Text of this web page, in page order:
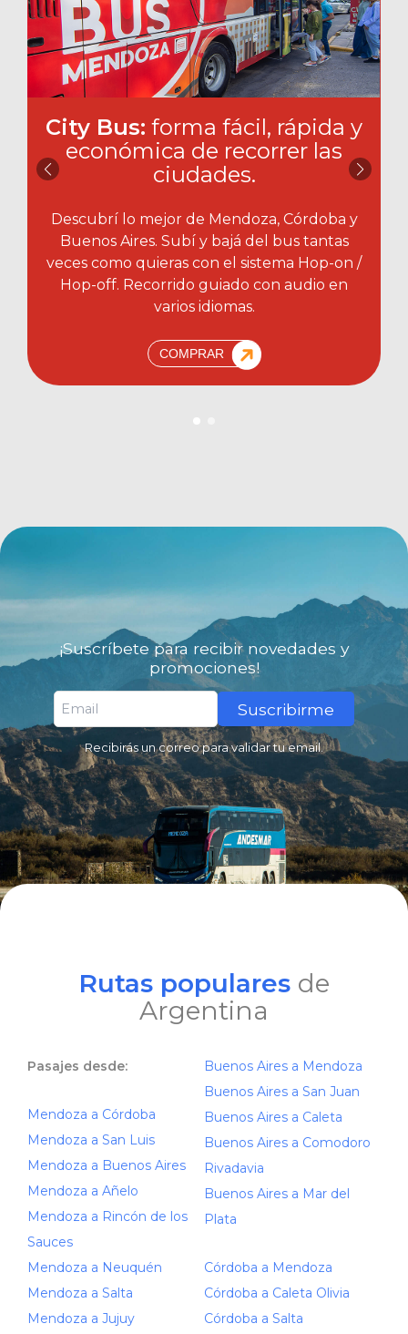
City Bus: forma fácil, rápida y
económica de recorrer las
ciudades.​
Descubrí lo mejor de Mendoza, Córdoba y
Buenos Aires. Subí y bajá del bus tantas
veces como quieras con el sistema Hop-on /
Hop-off. Recorrido guiado con audio en
varios idiomas.
COMPRAR
¡Suscríbete para recibir novedades y
promociones!
Suscribirme
Recibirás un correo para validar tu email.
Rutas populares de
Argentina
Pasajes desde:
Mendoza a Córdoba
Mendoza a San Luis
Mendoza a Buenos Aires
Mendoza a Añelo
Mendoza a Rincón de los
Sauces
Mendoza a Neuquén
Mendoza a Salta
Mendoza a Jujuy
Buenos Aires a Mendoza
Buenos Aires a San Juan
Buenos Aires a Caleta
Buenos Aires a Comodoro
Rivadavia
Buenos Aires a Mar del
Plata
Córdoba a Mendoza
Córdoba a Caleta Olivia
Córdoba a Salta